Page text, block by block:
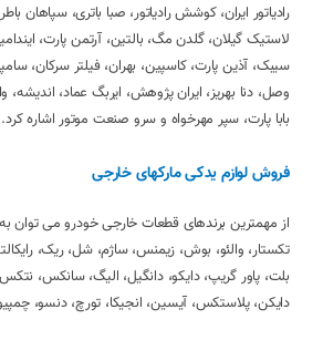
رادیاتور ایران، کوشش رادیاتور، صبا باتری، سپاهان
لاستیک گیلان، گلدن مگ، بالتین، آرتمن پارت،
سیبک، آذین پارت، کاسپین، بهران، فیلتر سرکان،
وصل، دنا بهریز، ایران پژوهش، ایربگ عماد، اندیشه،
بابا پارت، سپر مهرخواه و سرو صنعت موتور اشاره کرد.
فروش لوازم یدکی مارکهای خارجی
از مهمترین برندهای قطعات خارجی خودرو می توان به
تکستار، والئو، بوش، زیمنس، ساژم، شل، ریک،
بلت، پاور گریپ، دایکو، دانگیل، الیگ، سانکس،
دایکن، پلاستکس، آیسین، انجیکا، تورچ، دنسو،